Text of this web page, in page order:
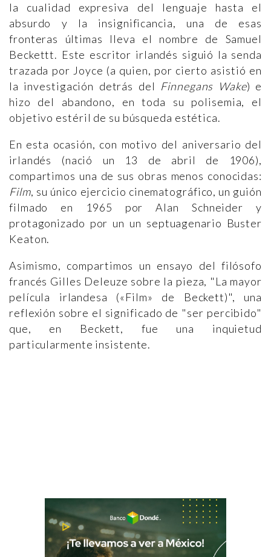
la cualidad expresiva del lenguaje hasta el
absurdo y la insignificancia, una de esas
fronteras últimas lleva el nombre de Samuel
Beckettt. Este escritor irlandés siguió la senda
trazada por Joyce (a quien, por cierto asistió en
la investigación detrás del Finnegans Wake) e
hizo del abandono, en toda su polisemia, el
objetivo estéril de su búsqueda estética.
En esta ocasión, con motivo del aniversario del
irlandés (nació un 13 de abril de 1906),
compartimos una de sus obras menos conocidas:
Film, su único ejercicio cinematográfico, un guión
filmado en 1965 por Alan Schneider y
protagonizado por un un septuagenario Buster
Keaton.
Asimismo, compartimos un ensayo del filósofo
francés Gilles Deleuze sobre la pieza, "La mayor
película irlandesa («Film» de Beckett)", una
reflexión sobre el significado de "ser percibido"
que, en Beckett, fue una inquietud
particularmente insistente.